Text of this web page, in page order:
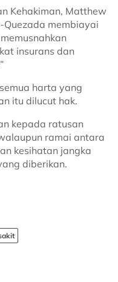
Kehakiman, Matthew
Quezada membiayai
insurans dan
harta yang
itu dilucut hak.
kepada ratusan
ramai antara
kesihatan jangka
diberikan.